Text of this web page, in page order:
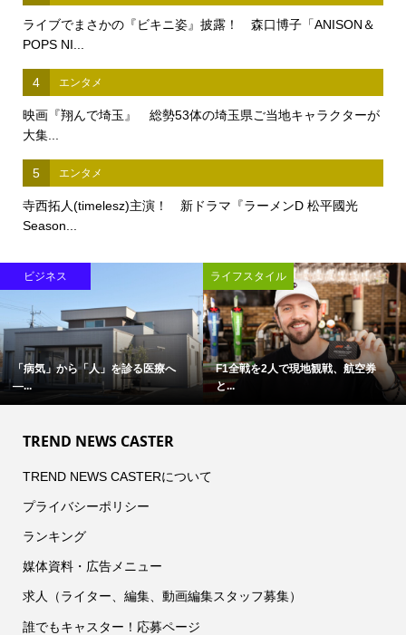
ライブでまさかの『ビキニ姿』披露！ 森口博子「ANISON＆
POPS NI...
4 エンタメ
映画『翔んで埼玉』 総勢53体の埼玉県ご当地キャラクターが
大集...
5 エンタメ
寺西拓人(timelesz)主演！ 新ドラマ『ラーメンD 松平國光
Season...
ビジネス
「病気」から「人」を診る医療へ
―...
ライフスタイル
F1全戦を2人で現地観戦、航空券
と...
TREND NEWS CASTER
TREND NEWS CASTERについて
プライバシーポリシー
ランキング
媒体資料・広告メニュー
求人（ライター、編集、動画編集スタッフ募集）
誰でもキャスター！応募ページ